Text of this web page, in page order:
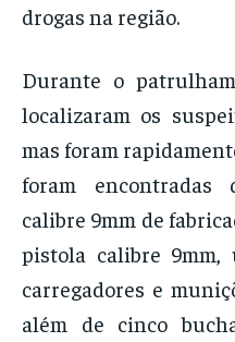
drogas na região.
Durante o
localizaram os
mas foram
foram encontradas
calibre 9mm de
pistola calibre 9mm,
carregadores e
além de cinco